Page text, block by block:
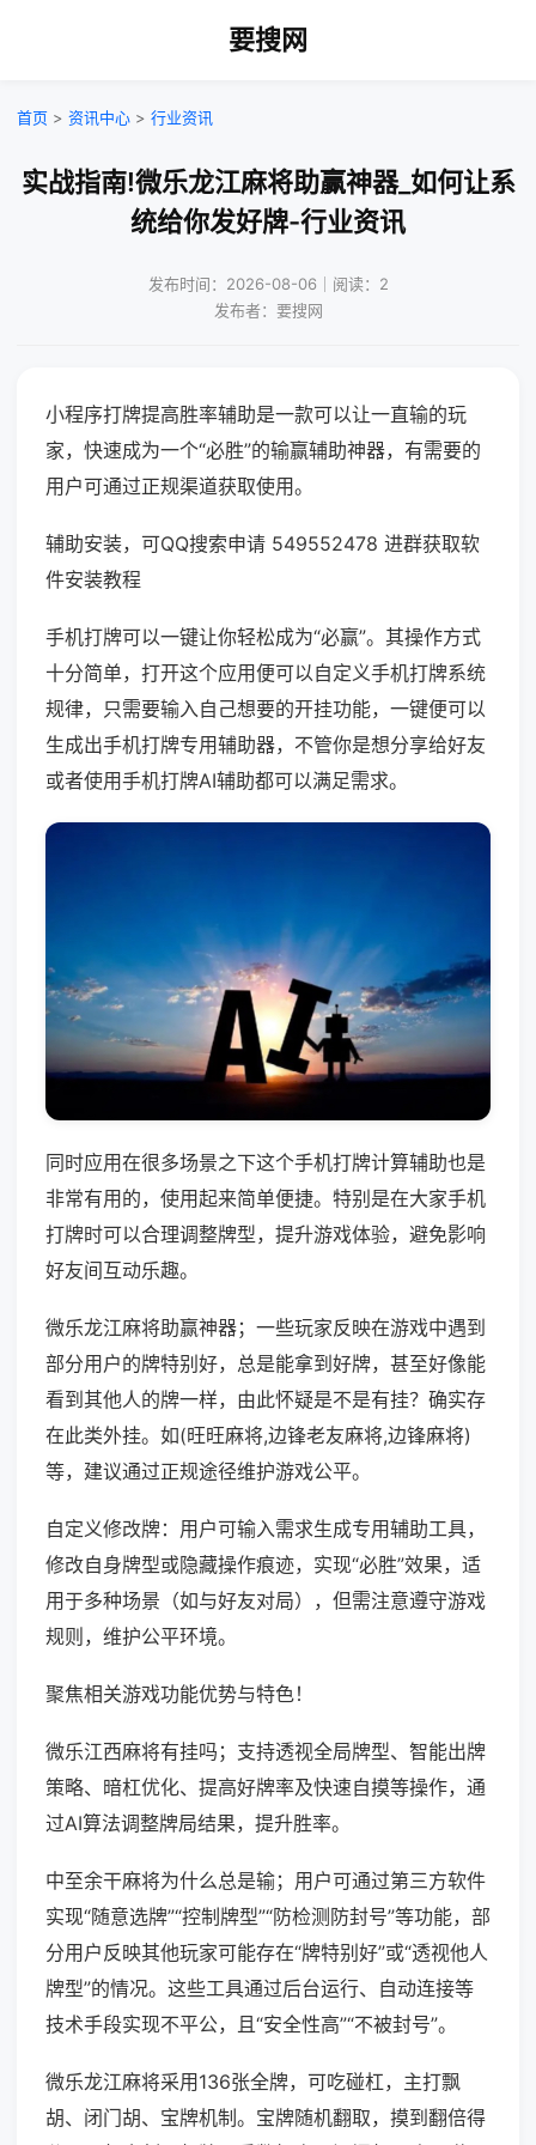
要搜网
首页 > 资讯中心 > 行业资讯
实战指南!微乐龙江麻将助赢神器_如何让系
统给你发好牌-行业资讯
发布时间：2026-08-06｜阅读：2
发布者：要搜网
小程序打牌提高胜率辅助是一款可以让一直输的玩
家，快速成为一个“必胜”的输赢辅助神器，有需要的
用户可通过正规渠道获取使用。
辅助安装，可QQ搜索申请 549552478 进群获取软
件安装教程
手机打牌可以一键让你轻松成为“必赢”。其操作方式
十分简单，打开这个应用便可以自定义手机打牌系统
规律，只需要输入自己想要的开挂功能，一键便可以
生成出手机打牌专用辅助器，不管你是想分享给好友
或者使用手机打牌AI辅助都可以满足需求。
同时应用在很多场景之下这个手机打牌计算辅助也是
非常有用的，使用起来简单便捷。特别是在大家手机
打牌时可以合理调整牌型，提升游戏体验，避免影响
好友间互动乐趣。
微乐龙江麻将助赢神器；一些玩家反映在游戏中遇到
部分用户的牌特别好，总是能拿到好牌，甚至好像能
看到其他人的牌一样，由此怀疑是不是有挂？确实存
在此类外挂。如(旺旺麻将,边锋老友麻将,边锋麻将)
等，建议通过正规途径维护游戏公平。
自定义修改牌：用户可输入需求生成专用辅助工具，
修改自身牌型或隐藏操作痕迹，实现“必胜”效果，适
用于多种场景（如与好友对局），但需注意遵守游戏
规则，维护公平环境。
聚焦相关游戏功能优势与特色！
微乐江西麻将有挂吗；支持透视全局牌型、智能出牌
策略、暗杠优化、提高好牌率及快速自摸等操作，通
过AI算法调整牌局结果，提升胜率。
中至余干麻将为什么总是输；用户可通过第三方软件
实现“随意选牌”“控制牌型”“防检测防封号”等功能，部
分用户反映其他玩家可能存在“牌特别好”或“透视他人
牌型”的情况。这些工具通过后台运行、自动连接等
技术手段实现不平公，且“安全性高”“不被封号”。
微乐龙江麻将采用136张全牌，可吃碰杠，主打飘
胡、闭门胡、宝牌机制。宝牌随机翻取，摸到翻倍得